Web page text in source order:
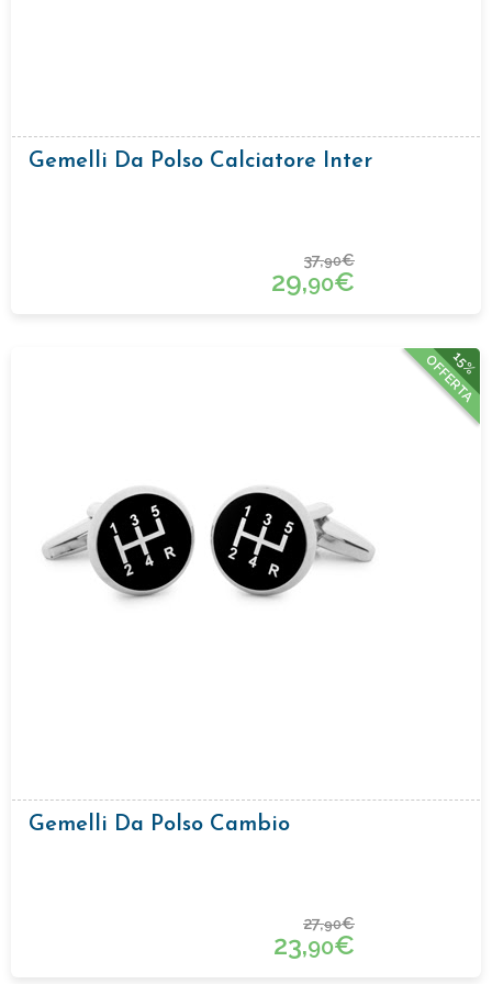
Gemelli Da Polso Calciatore Inter
37,90€
29,90€
15%
OFFERTA
Gemelli Da Polso Cambio
27,90€
23,90€